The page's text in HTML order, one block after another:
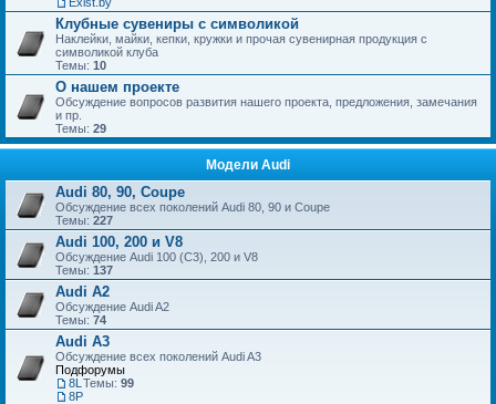
Клубные сувениры с символикой
Наклейки, майки, кепки, кружки и прочая сувенирная продукция с
символикой клуба
Темы: 10
О нашем проекте
Обсуждение вопросов развития нашего проекта, предложения, замечания
и пр.
Темы: 29
Модели Audi
Audi 80, 90, Coupe
Обсуждение всех поколений Audi 80, 90 и Coupe
Темы: 227
Audi 100, 200 и V8
Обсуждение Audi 100 (C3), 200 и V8
Темы: 137
Audi A2
Обсуждение Audi A2
Темы: 74
Audi A3
Обсуждение всех поколений Audi A3
Подфорумы
8L
8P
Темы: 99